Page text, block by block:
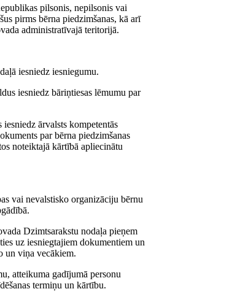
pilsonis, nepilsonis vai
pirms bērna piedzimšanas, kā arī
administratīvajā teritorijā.
iesniedz iesniegumu.
iesniedz bāriņtiesas lēmumu par
ārvalsts kompetentās
par bērna piedzimšanas
noteiktajā kārtībā apliecinātu
vai nevalstisko organizāciju bērnu
Dzimtsarakstu nodaļa pieņem
uz iesniegtajiem dokumentiem un
un viņa vecākiem.
atteikuma gadījumā personu
termiņu un kārtību.